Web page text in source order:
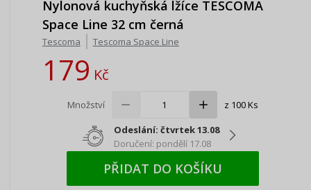
Nylonová kuchyňská lžíce TESCOMA
Space Line 32 cm černá
Tescoma Tescoma Space Line
179Kč
Množství z 100 Ks
Odeslání: čtvrtek 13.08
Doručení: pondělí 17.08
PŘIDAT DO KOŠÍKU